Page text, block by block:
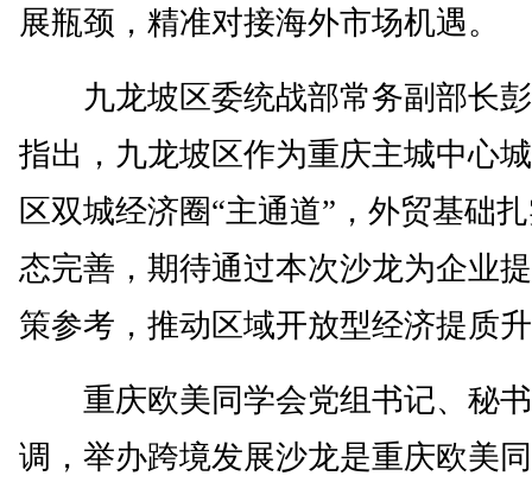
展瓶颈，精准对接海外市场机遇。
九龙坡区委统战部常务副部长彭
指出，九龙坡区作为重庆主城中心
区双城经济圈“主通道”，外贸基础
态完善，期待通过本次沙龙为企业
策参考，推动区域开放型经济提质
重庆欧美同学会党组书记、秘书
调，举办跨境发展沙龙是重庆欧美